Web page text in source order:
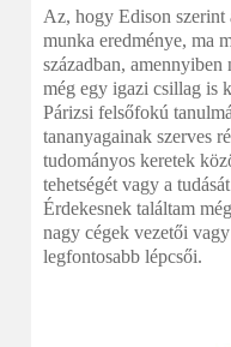
Az, hogy Edison szerint
munka eredménye, ma
században,
még egy igazi csillag is
Párizsi felsőfokú
tananyagainak szerves
tudományos keretek
tehetségét vagy a
Érdekesnek találtam
nagy cégek vezetői
legfontosabb lépcsői.